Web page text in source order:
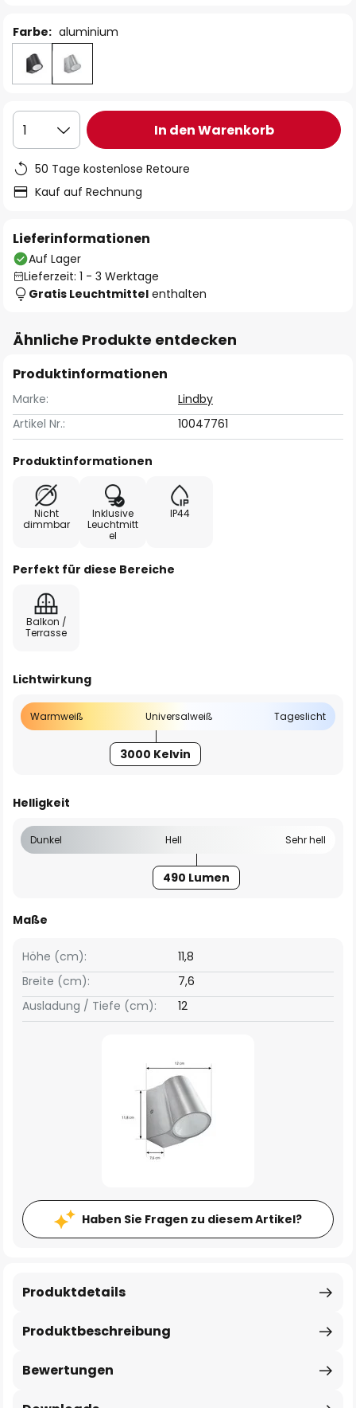
Farbe: aluminium
1 In den Warenkorb
50 Tage kostenlose Retoure
Kauf auf Rechnung
Lieferinformationen
Auf Lager
Lieferzeit: 1 - 3 Werktage
Gratis Leuchtmittel enthalten
Ähnliche Produkte entdecken
Produktinformationen
Marke:
Lindby
Artikel Nr.:
10047761
Produktinformationen
Nicht
dimmbar
Inklusive
Leuchtmitt
el
IP44
Perfekt für diese Bereiche
Balkon /
Terrasse
Lichtwirkung
Warmweiß Universalweiß Tageslicht
3000 Kelvin
Helligkeit
Dunkel Hell Sehr hell
490 Lumen
Maße
Breite (cm): 7,6
Höhe (cm): 11,8
Ausladung / Tiefe (cm): 12
Haben Sie Fragen zu diesem Artikel?
Produktbeschreibung
Produktdetails
Bewertungen